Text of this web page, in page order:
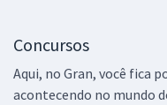
Concursos
Aqui, no Gran, você fica
acontecendo no mundo